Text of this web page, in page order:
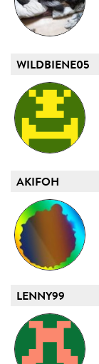
WILDBIENE05
AKIFOH
LENNY99